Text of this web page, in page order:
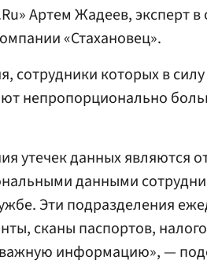
Артем Жадеев, эксперт в
«Стахановец».
сотрудники которых в
непропорционально
утечек данных являются
данными
Эти подразделения
сканы паспортов,
информацию», —